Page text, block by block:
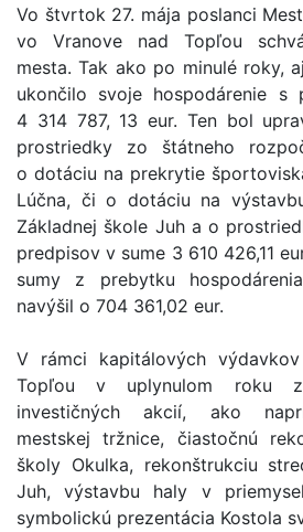
Vo štvrtok 27. mája poslanci
vo Vranove nad Topľou
mesta. Tak ako po minulé roky,
ukončilo svoje hospodárenie s
4 314 787, 13 eur. Ten bol
prostriedky zo štátneho
o dotáciu na prekrytie
Lúčna, či o dotáciu na
Základnej škole Juh a o
predpisov v sume 3 610 426,11
sumy z prebytku
navýšil o 704 361,02 eur.
V rámci kapitálových
Topľou v uplynulom roku
investičných akcií, ako
mestskej tržnice, čiastočnú
školy Okulka, rekonštrukciu
Juh, výstavbu haly v
symbolickú prezentácia Kostola